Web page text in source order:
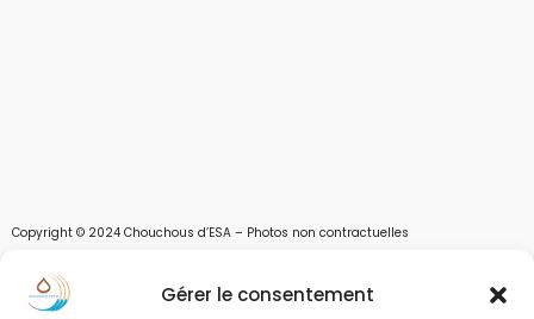
Gérer le consentement
Copyright © 2024 Chouchous d’ESA – Photos non contractuelles
Les chouchous d’Esa vous apportent toutes les solutions pour récupérer l’eau de
pluie, et des moyens pour stocker, filtrer, traiter et potabiliser l’eau d’un forage,